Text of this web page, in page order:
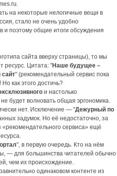
на некоторые нелогичные вещи в
стало не очень удобно
и поэтому общие итоги обсуждения
сайта вверху страницы), то мы
ресурс. Цитата: "Наше будущее –
" (рекомендательный сервис пока
как этого достичь?
и настолько
будет волновать общая эргономика.
нет. Исключение — "Дежурный по
задумок. Но её недостаточно, за
«рекомендательного сервиса» ещё
", в первую очередь. Кто на нём
— для большинства читателей обычно
чем их происхождение.
одинаковом контенте из